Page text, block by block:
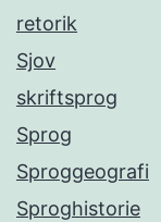
retorik
Sjov
skriftsprog
Sprog
Sproggeografi
Sproghistorie